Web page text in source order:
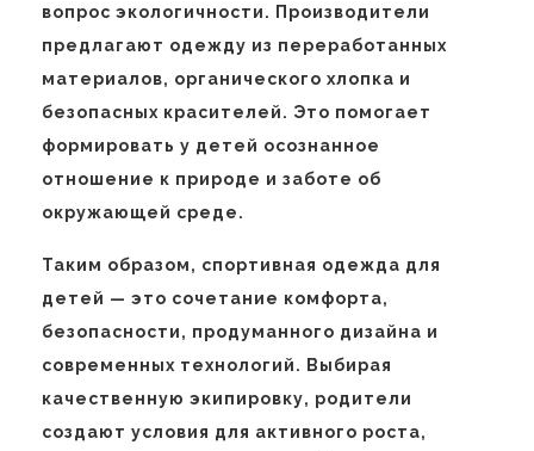
вопрос экологичности. Производители
предлагают одежду из переработанных
материалов, органического хлопка и
безопасных красителей. Это помогает
формировать у детей осознанное
отношение к природе и заботе об
окружающей среде.
Таким образом, спортивная одежда для
детей — это сочетание комфорта,
безопасности, продуманного дизайна и
современных технологий. Выбирая
качественную экипировку, родители
создают условия для активного роста,